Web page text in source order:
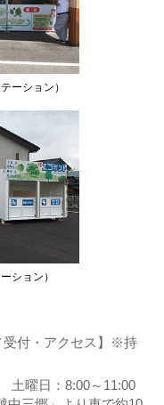
ーション）
ション）
受付・アクセス】※持
曜日：8:00～11:00